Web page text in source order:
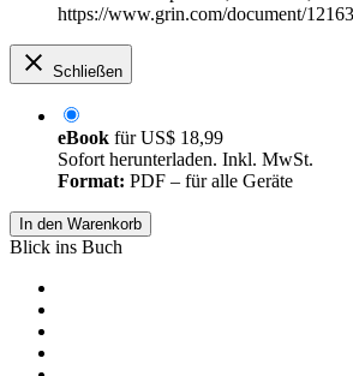
https://www.grin.com/document/
Schließen
eBook fürUS$ 18,99
Sofort herunterladen. Inkl. MwSt.
Format: PDF – für alle Geräte
In den Warenkorb
Blick ins Buch